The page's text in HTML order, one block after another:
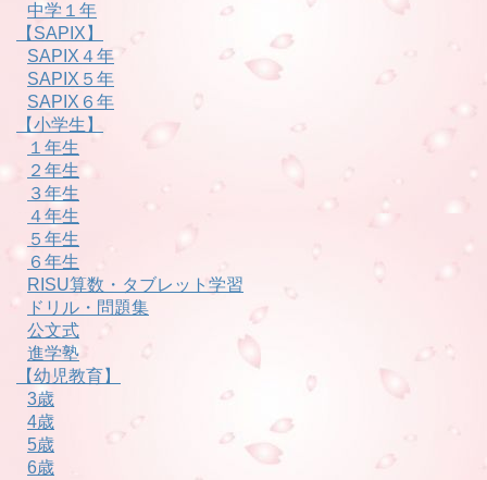
中学１年
【SAPIX】
SAPIX４年
SAPIX５年
SAPIX６年
【小学生】
１年生
２年生
３年生
４年生
５年生
６年生
RISU算数・タブレット学習
ドリル・問題集
公文式
進学塾
【幼児教育】
3歳
4歳
5歳
6歳